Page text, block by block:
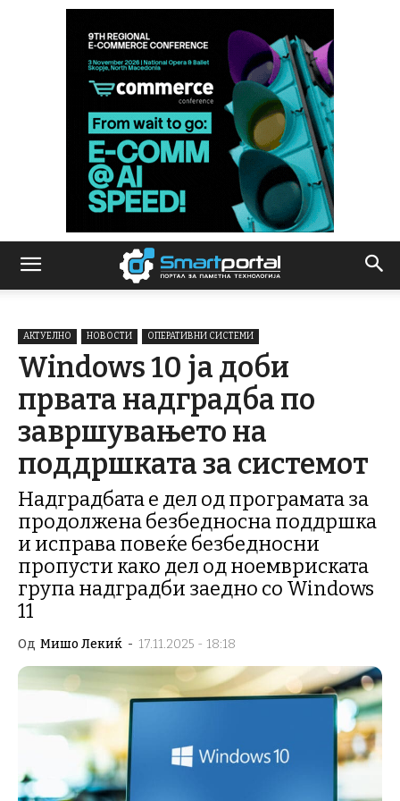
АКТУЕЛНО НОВОСТИ ОПЕРАТИВНИ СИСТЕМИ
Windows 10 ја доби
првата надградба по
завршувањето на
поддршката за системот
Надградбата е дел од програмата за
продолжена безбедносна поддршка
и исправа повеќе безбедносни
пропусти како дел од ноемвриската
група надградби заедно со Windows
11
Од Мишо Лекиќ - 17.11.2025 - 18:18